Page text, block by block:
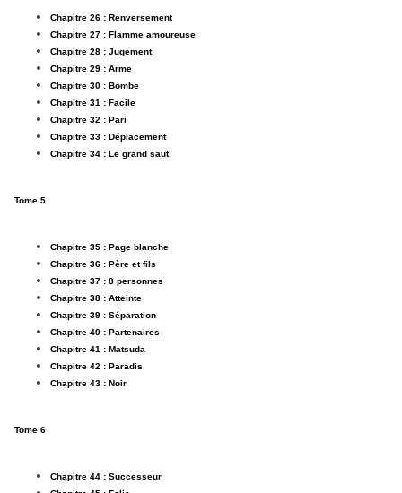
Chapitre 26 : Renversement
Chapitre 27 : Flamme amoureuse
Chapitre 28 : Jugement
Chapitre 29 : Arme
Chapitre 30 : Bombe
Chapitre 31 : Facile
Chapitre 32 : Pari
Chapitre 33 : Déplacement
Chapitre 34 : Le grand saut
Tome 5
Chapitre 35 : Page blanche
Chapitre 36 : Père et fils
Chapitre 37 : 8 personnes
Chapitre 38 : Atteinte
Chapitre 39 : Séparation
Chapitre 40 : Partenaires
Chapitre 41 : Matsuda
Chapitre 42 : Paradis
Chapitre 43 : Noir
Tome 6
Chapitre 44 : Successeur